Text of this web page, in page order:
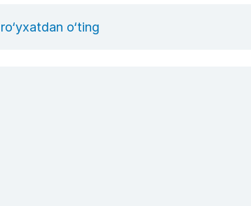
ro‘yxatdan o‘ting